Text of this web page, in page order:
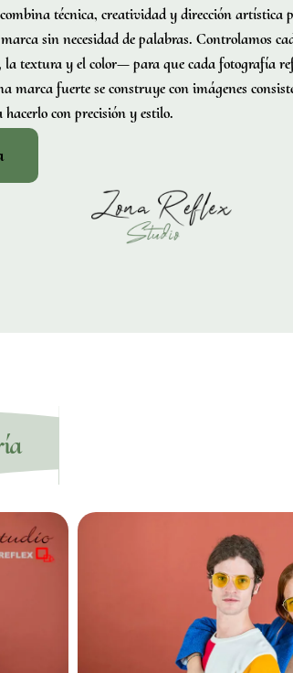
técnica, creatividad y dirección artística
sin necesidad de palabras. Controlamos
textura y el color— para que cada fotografía
marca fuerte se construye con imágenes
hacerlo con precisión y estilo.